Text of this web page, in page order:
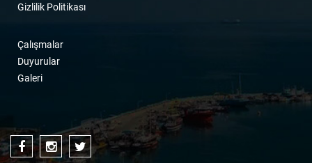
Gizlilik Politikası
Çalışmalar
Duyurular
Galeri